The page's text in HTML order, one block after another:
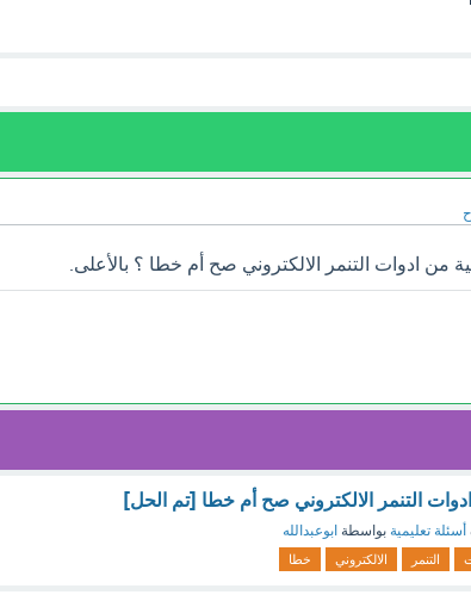
من ادوات التنمر الالكتروني صح أم خطا ؟ بالأعلى.
التنمر الالكتروني صح أم خطا [تم الحل]
أسئلة تعليمية بواسطة ابوعبدالله
التنمر الالكتروني خطا